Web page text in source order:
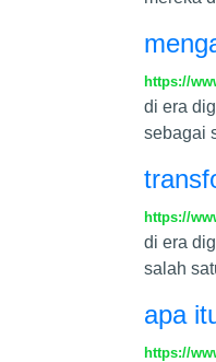
https://
di era
sebagai
https://
di era
salah
apa
https://